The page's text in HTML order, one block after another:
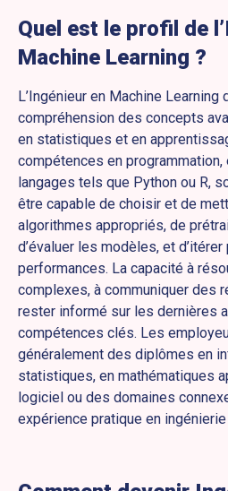
Quel est le profil de
Machine Learning ?
L’Ingénieur en Machine
compréhension des concepts
en statistiques et en
compétences en
langages tels que Python ou R,
être capable de choisir et de
algorithmes appropriés, de
d’évaluer les modèles, et
performances. La capacité à
complexes, à communiquer des
rester informé sur les dernières
compétences clés. Les
généralement des diplômes en
statistiques, en mathématiques
logiciel ou des domaines
expérience pratique en